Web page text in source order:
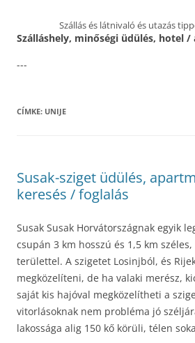
Szállás és látnivaló és utazás
Szálláshely, minőségi üdülés, hotel
---
CÍMKE: UNIJE
Susak-sziget üdülés,
keresés / foglalás
Susak Susak Horvátországnak egyik
csupán 3 km hosszú és 1,5 km
területtel. A szigetet Losinjból, és
megközelíteni, de ha valaki merész,
saját kis hajóval megközelítheti a
vitorlásoknak nem probléma jó
lakossága alig 150 kő körüli, télen